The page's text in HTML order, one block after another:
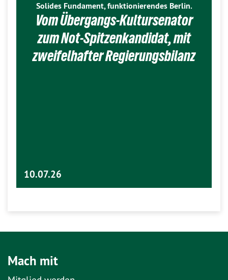
Solides Fundament, funktionierendes Berlin.
Vom Übergangs-Kultursenator
zum Not-Spitzenkandidat, mit
zweifelhafter Regierungsbilanz
10.07.26
Mach mit